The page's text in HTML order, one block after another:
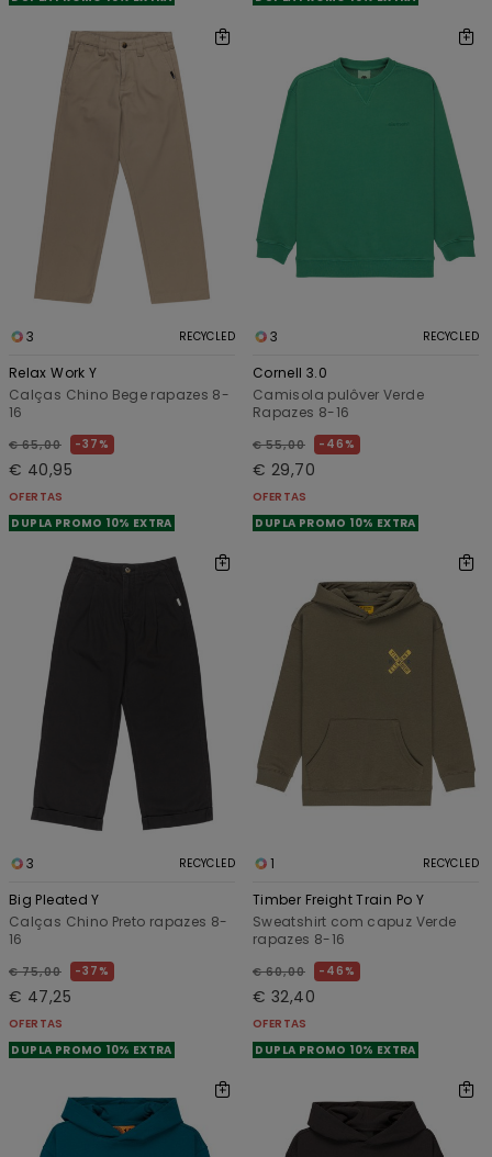
3 RECYCLED
Relax Work Y
Calças Chino Bege rapazes 8-
16
€ 65,00 37%
€ 40,95
OFERTAS
DUPLA PROMO 10% EXTRA
3 RECYCLED
Cornell 3.0
Camisola pulôver Verde
Rapazes 8-16
€ 55,00 46%
€ 29,70
OFERTAS
DUPLA PROMO 10% EXTRA
3 RECYCLED
Big Pleated Y
Calças Chino Preto rapazes 8-
16
€ 75,00 37%
€ 47,25
OFERTAS
DUPLA PROMO 10% EXTRA
1 RECYCLED
Timber Freight Train Po Y
Sweatshirt com capuz Verde
rapazes 8-16
€ 60,00 46%
€ 32,40
OFERTAS
DUPLA PROMO 10% EXTRA